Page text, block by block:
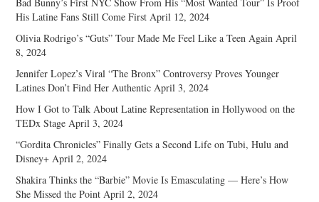
His Latine Fans Still Come First April 12, 2024
Olivia Rodrigo’s “Guts” Tour Made Me Feel Like a Teen Again April
8, 2024
Jennifer Lopez’s Viral “The Bronx” Controversy Proves Younger
Latines Don’t Find Her Authentic April 3, 2024
How I Got to Talk About Latine Representation in Hollywood on the
TEDx Stage April 3, 2024
“Gordita Chronicles” Finally Gets a Second Life on Tubi, Hulu and
Disney+ April 2, 2024
Shakira Thinks the “Barbie” Movie Is Emasculating — Here’s How
She Missed the Point April 2, 2024